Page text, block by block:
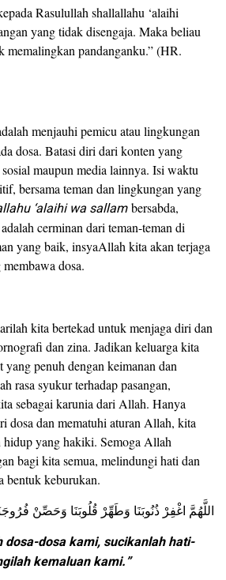
Rasulullah shallallahu ‘alaihi
yang tidak disengaja. Maka beliau
memalingkan pandanganku.” (HR.
menjauhi pemicu atau lingkungan
dosa. Batasi diri dari konten yang
maupun media lainnya. Isi waktu
bersama teman dan lingkungan yang
‘alaihi wa sallambersabda,
cerminan dari teman-teman di
yang baik, insyaAllah kita akan terjaga
dosa.
kita bertekad untuk menjaga diri dan
dan zina. Jadikan keluarga kita
yang penuh dengan keimanan dan
rasa syukur terhadap pasangan,
sebagai karunia dari Allah. Hanya
dosa dan mematuhi aturan Allah, kita
hidup yang hakiki. Semoga Allah
bagi kita semua, melindungi hati dan
bentuk keburukan.
اللَّهُمَّ اغْفِرْ ذُنُوبَنَا وَطَهِّرْ قُلُوبَنَا وَحَصِّنْ
dosa-dosa kami, sucikanlah hati-
kemaluan kami.”